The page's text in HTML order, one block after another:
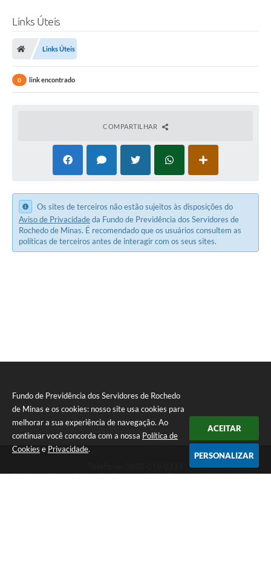
Fundo de Previdência dos Servidores de Rochedo
de Minas e os cookies: nosso site usa cookies para
melhorar a sua experiência de navegação. Ao
continuar você concorda com a nossa Política de
Cookies e Privacidade.
ACEITAR
PERSONALIZAR
Links Úteis
Links Úteis
0 link encontrado
COMPARTILHAR
Os sites de terceiros não estão sujeitos às disposições do
Aviso de Privacidadeda Fundo de Previdência dos Servidores de
Rochedo de Minas. É recomendado que os usuários consultem as
políticas de terceiros antes de interagir com os seus sites.
Endereço: Praça Sebastião Gomes, nº 92 - Centro | CEP: 36604-000